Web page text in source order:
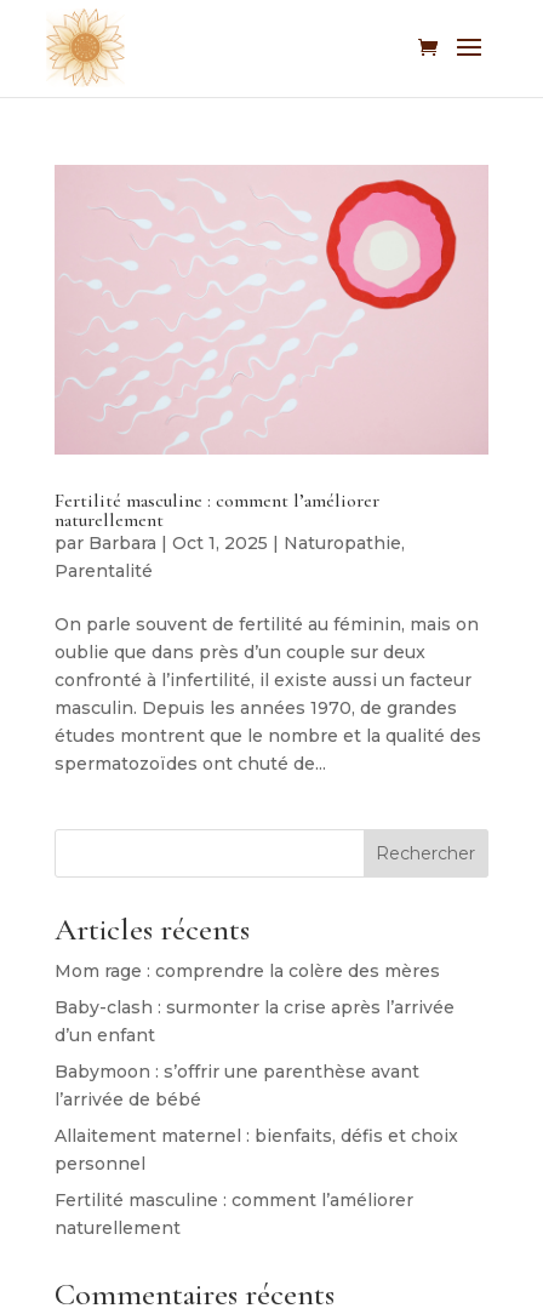
Fertilité masculine : comment l’améliorer
naturellement
par Barbara | Oct 1, 2025 | Naturopathie,
Parentalité
On parle souvent de fertilité au féminin, mais on
oublie que dans près d’un couple sur deux
confronté à l’infertilité, il existe aussi un facteur
masculin. Depuis les années 1970, de grandes
études montrent que le nombre et la qualité des
spermatozoïdes ont chuté de...
Rechercher
Articles récents
Mom rage : comprendre la colère des mères
Baby-clash : surmonter la crise après l’arrivée
d’un enfant
Babymoon : s’offrir une parenthèse avant
l’arrivée de bébé
Allaitement maternel : bienfaits, défis et choix
personnel
Fertilité masculine : comment l’améliorer
naturellement
Commentaires récents